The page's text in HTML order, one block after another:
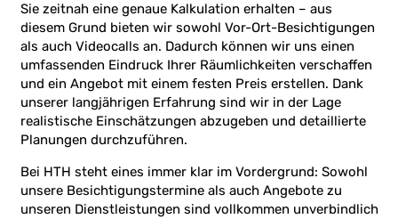
Sie zeitnah eine genaue Kalkulation erhalten – aus
diesem Grund bieten wir sowohl Vor-Ort-Besichtigungen
als auch Videocalls an. Dadurch können wir uns einen
umfassenden Eindruck Ihrer Räumlichkeiten verschaffen
und ein Angebot mit einem festen Preis erstellen. Dank
unserer langjährigen Erfahrung sind wir in der Lage
realistische Einschätzungen abzugeben und detaillierte
Planungen durchzuführen.
Bei HTH steht eines immer klar im Vordergrund: Sowohl
unsere Besichtigungstermine als auch Angebote zu
unseren Dienstleistungen sind vollkommen unverbindlich